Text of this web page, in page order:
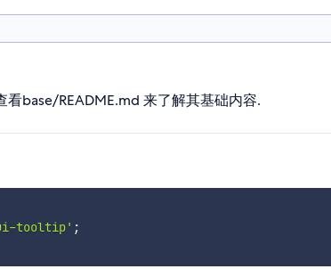
base/README.md 来了解其基础内容.
tooltip' ;